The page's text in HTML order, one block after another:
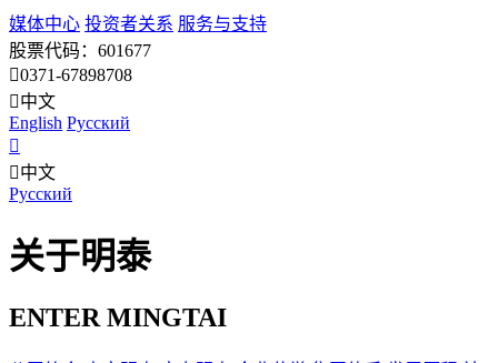
媒体中心 投资者关系 服务与支持
股票代码：601677
0371-67898708
中文
English Pусский
中文
Pусский
关于明泰
ENTER MINGTAI